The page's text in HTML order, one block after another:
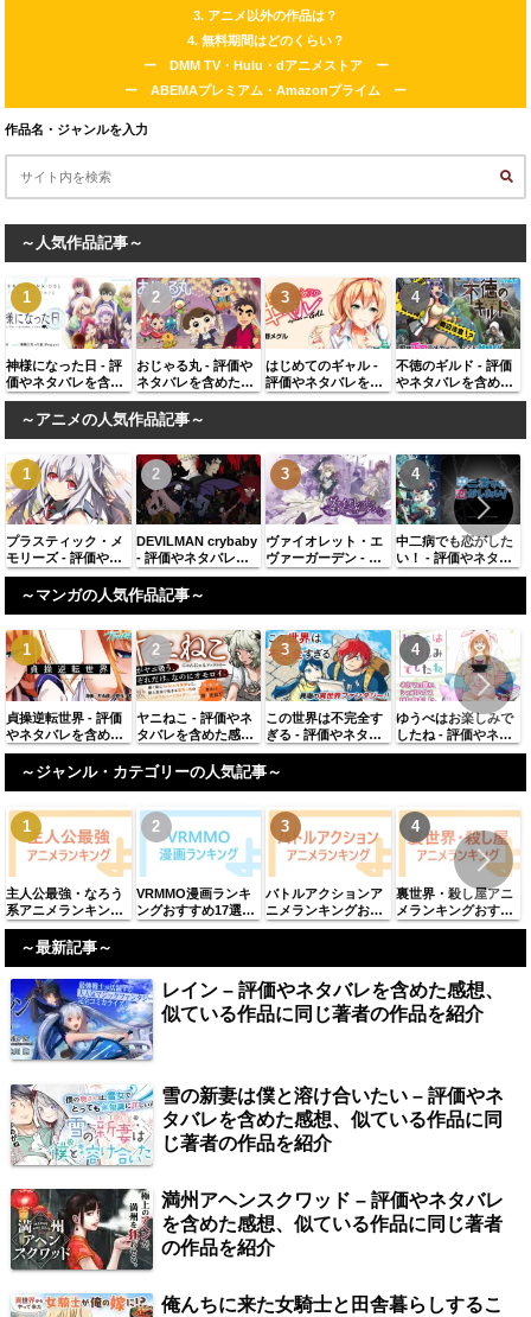
3. アニメ以外の作品は？
4. 無料期間はどのくらい？
ー DMM TV・Hulu・dアニメストア ー
ー ABEMAプレミアム・Amazonプライム ー
作品名・ジャンルを入力
～人気作品記事～
神様になった日 - 評
価やネタバレを含め
た感想、似ている作
品に同じ著者の作品
おじゃる丸 - 評価や
ネタバレを含めた感
想、似ている作品に
同じ著者の作品を紹
介
はじめてのギャル -
評価やネタバレを含
めた感想、似ている
不徳のギルド - 評価
やネタバレを含めた
感想、似ている作品
～アニメの人気作品記事～
プラスティック・メ
モリーズ - 評価やネ
タバレを含めた感
想、似ている作品に
DEVILMAN crybaby
- 評価やネタバレを
含めた感想、似てい
る作品に同じ著者の
ヴァイオレット・エ
ヴァーガーデン - 評
価やネタバレを含め
中二病でも恋がした
い！ - 評価やネタバ
レを含めた感想、似
～マンガの人気作品記事～
貞操逆転世界 - 評価
やネタバレを含めた
感想、似ている作品
に同じ著者の作品を
ヤニねこ - 評価やネ
タバレを含めた感
想、似ている作品に
同じ著者の作品を紹
この世界は不完全す
ぎる - 評価やネタバ
レを含めた感想、似
ている作品に同じ著
ゆうべはお楽しみで
したね - 評価やネタ
バレを含めた感想、
～ジャンル・カテゴリーの人気記事～
主人公最強・なろう
系アニメランキング
おすすめ61選【2025
年最新】
VRMMO漫画ランキ
ングおすすめ17選
「2025年最新」
バトルアクションア
ニメランキングおす
すめ98選【2025年最
裏世界・殺し屋アニ
メランキングおすす
め38選【2025年最
～最新記事～
レイン – 評価やネタバレを含めた感想、
似ている作品に同じ著者の作品を紹介
雪の新妻は僕と溶け合いたい – 評価やネ
タバレを含めた感想、似ている作品に同
じ著者の作品を紹介
満州アヘンスクワッド – 評価やネタバレ
を含めた感想、似ている作品に同じ著者
の作品を紹介
俺んちに来た女騎士と田舎暮らしするこ